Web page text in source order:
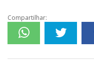
Compartilhar: